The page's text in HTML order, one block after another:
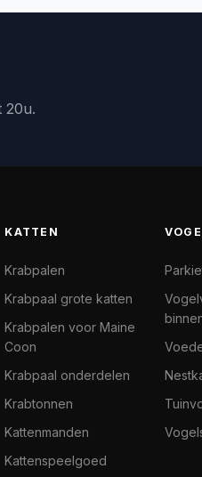
20u.
KATTEN
Krabpalen
Krabpaal grote katten
Krabpalen voor Maine
Coon
Krabpaal onderdelen
Krabtonnen
Kattenmanden
Kattenspeelgoed